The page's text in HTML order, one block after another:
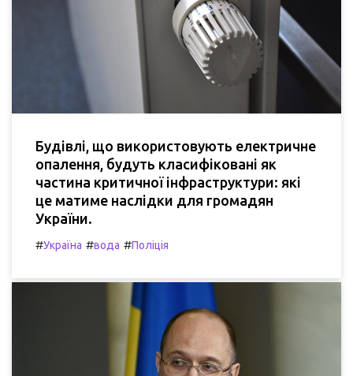
Будівлі, що використовують електричне
опалення, будуть класифіковані як
частина критичної інфраструктури: які
це матиме наслідки для громадян
України.
#Україна #вода #Поліція